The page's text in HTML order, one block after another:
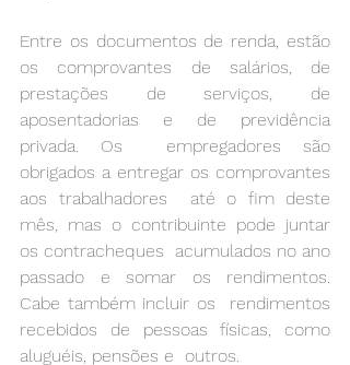
Entre os documentos de renda, estão
os comprovantes de salários, de
prestações de serviços, de
aposentadorias e de previdência
privada. Os  empregadores são
obrigados a entregar os comprovantes
aos trabalhadores  até o fim deste
mês, mas o contribuinte pode juntar
os contracheques  acumulados no ano
passado e somar os rendimentos.
Cabe também incluir os  rendimentos
recebidos de pessoas físicas, como
aluguéis, pensões e  outros.